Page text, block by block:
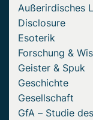
Außerirdisches
Disclosure
Esoterik
Forschung &
Geister & Spuk
Geschichte
Gesellschaft
GfA – Studie